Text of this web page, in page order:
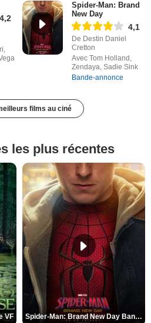
4,2
Spider-Man: Brand
New Day
4,1
De Destin Daniel
Cretton
Avec Tom Holland,
Zendaya, Sadie Sink
Bande-annonce
films au ciné
les plus récentes
VF Spider-Man: Brand New Day Bande-annonce (3) VO STFR